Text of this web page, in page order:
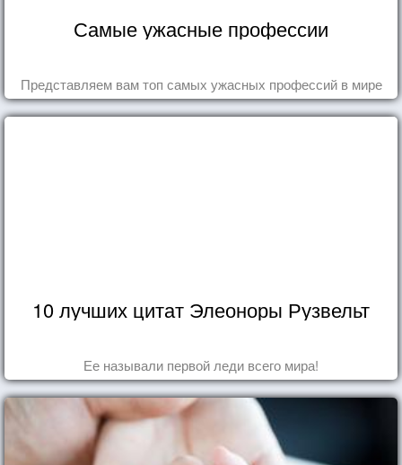
Самые ужасные профессии
Представляем вам топ самых ужасных профессий в мире
10 лучших цитат Элеоноры Рузвельт
Ее называли первой леди всего мира!